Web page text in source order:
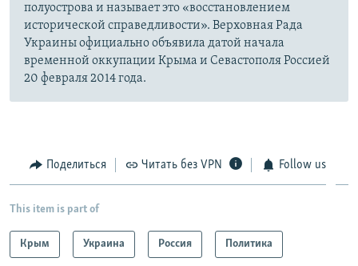
полуострова и называет это «восстановлением
исторической справедливости». Верховная Рада
Украины официально объявила датой начала
временной оккупации Крыма и Севастополя Россией
20 февраля 2014 года.
Поделиться Читать без VPN Follow us
This item is part of
Крым Украина Россия Политика